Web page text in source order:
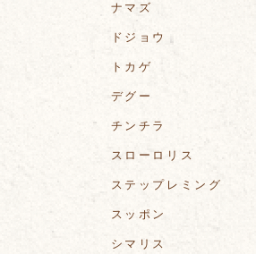
ナマズ
ドジョウ
トカゲ
デグー
チンチラ
スローロリス
ステップレミング
スッポン
シマリス